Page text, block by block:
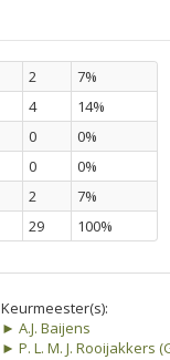
2
7%
4
14%
0
0%
0
0%
2
7%
29 100%
Keurmeester(s):
► A.J. Baijens
► P. L. M. J. Rooijakkers